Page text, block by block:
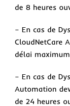
de 8 heures
– En cas de
CloudNetCare
délai
– En cas de
Automation
de 24 heures